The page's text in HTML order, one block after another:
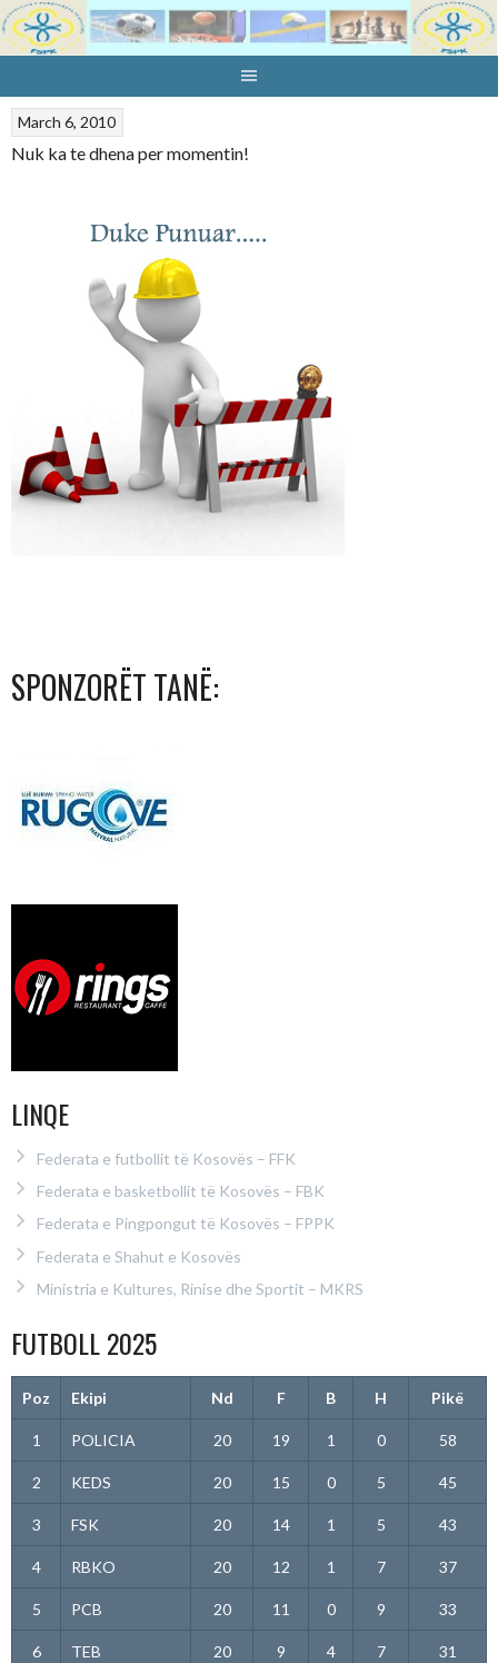
Skip
to
March 6, 2010
Nuk ka te dhena per momentin!
SPONZORËT TANË:
LINQE
Federata e futbollit të Kosovës – FFK
Federata e basketbollit të Kosovës – FBK
Federata e Pingpongut të Kosovës – FPPK
Federata e Shahut e Kosovës
Ministria e Kultures, Rinise dhe Sportit – MKRS
FUTBOLL 2025
Poz Ekipi Nd F B H Pikë
1 POLICIA 20 19 1 0 58
2 KEDS 20 15 0 5 45
3 FSK 20 14 1 5 43
4 RBKO 20 12 1 7 37
5 PCB 20 11 0 9 33
6 TEB 20 9 4 7 31